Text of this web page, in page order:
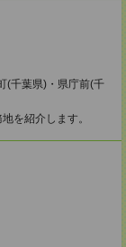
(千葉県)・県庁前(千
を紹介します。